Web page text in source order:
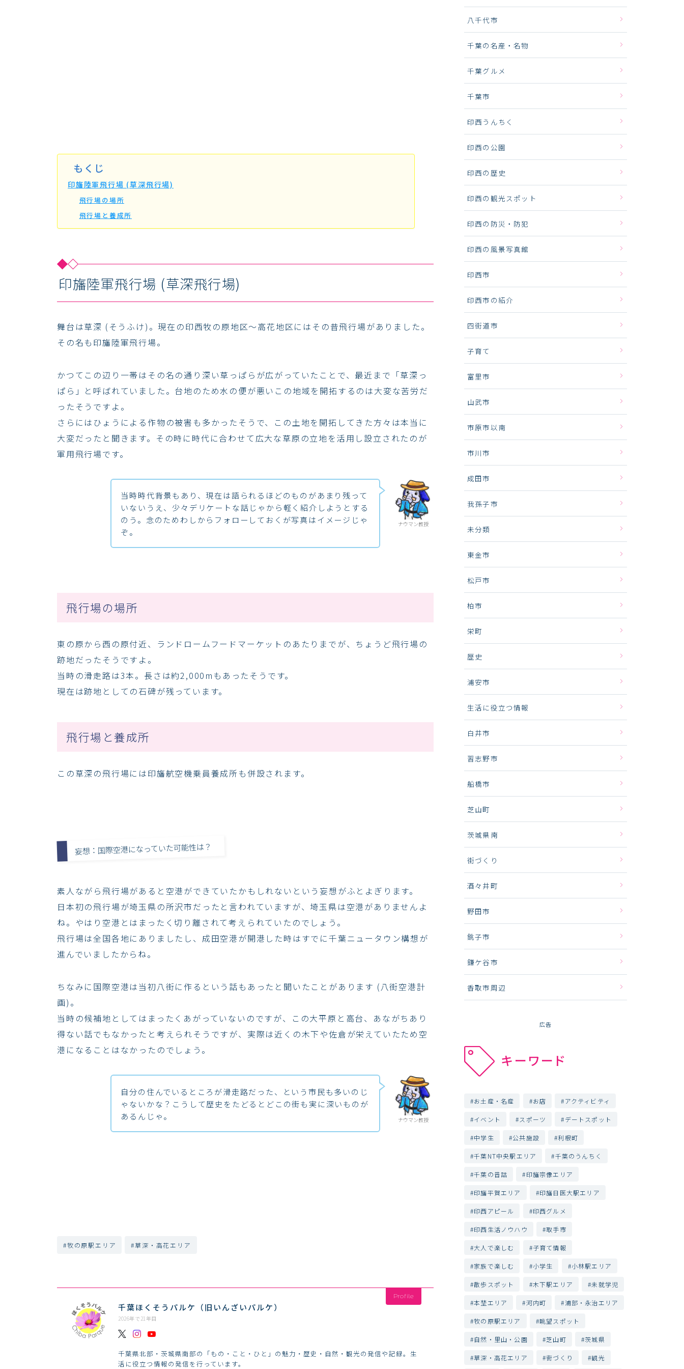
もくじ
印旛陸軍飛行場 (草深飛行場)
飛行場の場所
飛行場と養成所
印旛陸軍飛行場 (草深飛行場)
舞台は草深 (そうふけ)。現在の印西牧の原地区～高花地区にはその昔飛行場がありました。
その名も印旛陸軍飛行場。
かつてこの辺り一帯はその名の通り深い草っぱらが広がっていたことで、最近まで「草深っ
ぱら」と呼ばれていました。台地のため水の便が悪いこの地域を開拓するのは大変な苦労だ
ったそうですよ。
さらにはひょうによる作物の被害も多かったそうで、この土地を開拓してきた方々は本当に
大変だったと聞きます。その時に時代に合わせて広大な草原の立地を活用し設立されたのが
軍用飛行場です。
ナウマン教授
当時時代背景もあり、現在は語られるほどのものがあまり残って
いないうえ、少々デリケートな話じゃから軽く紹介しようとする
のう。念のためわしからフォローしておくが写真はイメージじゃ
ぞ。
飛行場の場所
東の原から西の原付近、ランドロームフードマーケットのあたりまでが、ちょうど飛行場の
跡地だったそうですよ。
当時の滑走路は3本。長さは約2,000mもあったそうです。
現在は跡地としての石碑が残っています。
飛行場と養成所
この草深の飛行場には印旛航空機乗員養成所も併設されます。
妄想：国際空港になっていた可能性は？
素人ながら飛行場があると空港ができていたかもしれないという妄想がふとよぎります。
日本初の飛行場が埼玉県の所沢市だったと言われていますが、埼玉県は空港がありませんよ
ね。やはり空港とはまったく切り離されて考えられていたのでしょう。
飛行場は全国各地にありましたし、成田空港が開港した時はすでに千葉ニュータウン構想が
進んでいましたからね。
ちなみに国際空港は当初八街に作るという話もあったと聞いたことがあります (八街空港計
画)。
当時の候補地としてはまったくあがっていないのですが、この大平原と高台、あながちあり
得ない話でもなかったと考えられそうですが、実際は近くの木下や佐倉が栄えていたため空
港になることはなかったのでしょう。
ナウマン教授
自分の住んでいるところが滑走路だった、という市民も多いのじ
ゃないかな？こうして歴史をたどるとどこの街も実に深いものが
あるんじゃ。
#牧の原駅エリア #草深・高花エリア
Profile
千葉ほくそうパルケ（旧いんざいパルケ）
2026年で21年目
千葉県北部・茨城県南部の「もの・こと・ひと」の魅力・歴史・自然・観光の発信や記録。生
活に役立つ情報の発信を行っています。
八千代市
千葉の名産・名物
千葉グルメ
千葉市
印西うんちく
印西の公園
印西の歴史
印西の観光スポット
印西の防災・防犯
印西の風景写真館
印西市
印西市の紹介
四街道市
子育て
富里市
山武市
市原市以南
市川市
成田市
我孫子市
未分類
東金市
松戸市
柏市
栄町
歴史
浦安市
生活に役立つ情報
白井市
習志野市
船橋市
芝山町
茨城県南
街づくり
酒々井町
野田市
銚子市
鎌ケ谷市
香取市周辺
広告
キーワード
お土産・名産 お店 アクティビティ
イベント スポーツ デートスポット
中学生 公共施設 利根町
千葉NT中央駅エリア 千葉のうんちく
千葉の昔話 印旛宗像エリア
印旛平賀エリア 印旛日医大駅エリア
印西アピール 印西グルメ
印西生活ノウハウ 取手市
大人で楽しむ 子育て情報
家族で楽しむ 小学生 小林駅エリア
散歩スポット 木下駅エリア 未就学児
本埜エリア 河内町 浦部・永治エリア
牧の原駅エリア 眺望スポット
自然・里山・公園 芝山町 茨城県
草深・高花エリア 街づくり 観光